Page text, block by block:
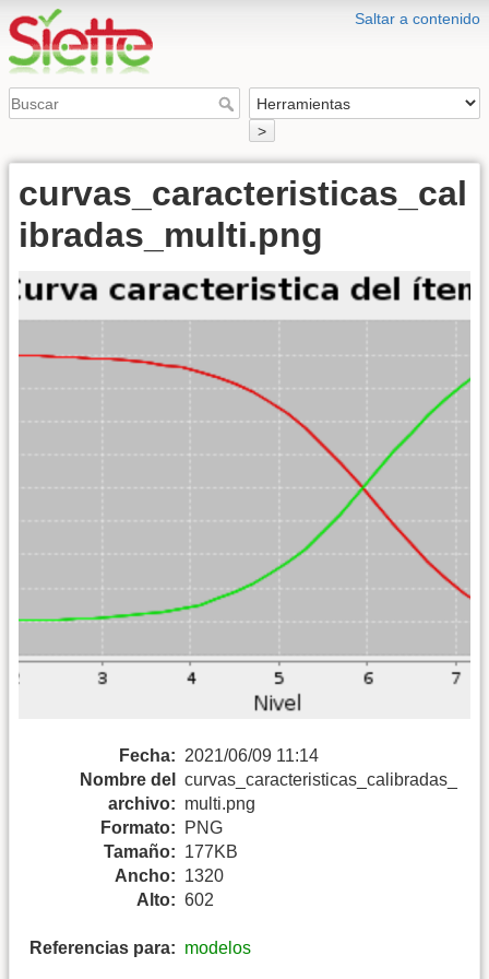
Saltar a contenido
>
curvas_caracteristicas_cal
ibradas_multi.png
Fecha: 2021/06/09 11:14
Nombre del
archivo:
curvas_caracteristicas_calibradas_
multi.png
Formato:
PNG
Tamaño: 177KB
Ancho: 1320
Alto: 602
Referencias para: modelos